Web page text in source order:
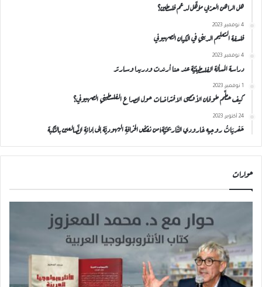
هل الراهن العربي مؤهَّل لدعم فلسطين؟
4 نوفمبر، 2023
فلسفة التعليم الديني في الكيان الصهيوني
4 نوفمبر، 2023
دراسة المسألة الفلسطينيَّة عند حنا أرندت ودريدا وسارتر
1 نوفمبر، 2023
كيف حطَّم طوفان الأقصى الافتراضات حول الصراع الفلسطيني الصهيوني؟
24 أكتوبر، 2023
حَفريَاتُ روجيه غارودي التَّاريخيَّة؛من نقضِ الخرافةِ اليهوديَّة إلى إدانةِ الضَّالعين بالنَّكبة
حوارات